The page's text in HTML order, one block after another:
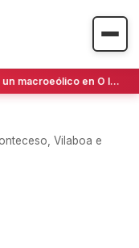
O TSXG pon freo cautelar a un macroeólico en O Invernadoiro
Vilaboa e